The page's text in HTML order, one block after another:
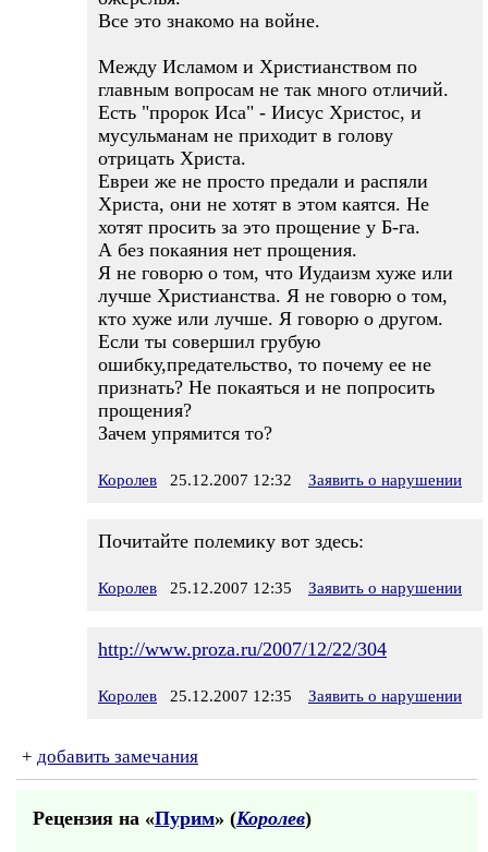
Все это знакомо на войне.
Между Исламом и Христианством по
главным вопросам не так много отличий.
Есть "пророк Иса" - Иисус Христос, и
мусульманам не приходит в голову
отрицать Христа.
Евреи же не просто предали и распяли
Христа, они не хотят в этом каятся. Не
хотят просить за это прощение у Б-га.
А без покаяния нет прощения.
Я не говорю о том, что Иудаизм хуже или
лучше Христианства. Я не говорю о том,
кто хуже или лучше. Я говорю о другом.
Если ты совершил грубую
ошибку,предательство, то почему ее не
признать? Не покаяться и не попросить
прощения?
Зачем упрямится то?
Королев 25.12.2007 12:32 Заявить о нарушении
Почитайте полемику вот здесь:
Королев 25.12.2007 12:35 Заявить о нарушении
http://www.proza.ru/2007/12/22/304
Королев 25.12.2007 12:35 Заявить о нарушении
+ добавить замечания
Рецензия на «Пурим» (Королев)